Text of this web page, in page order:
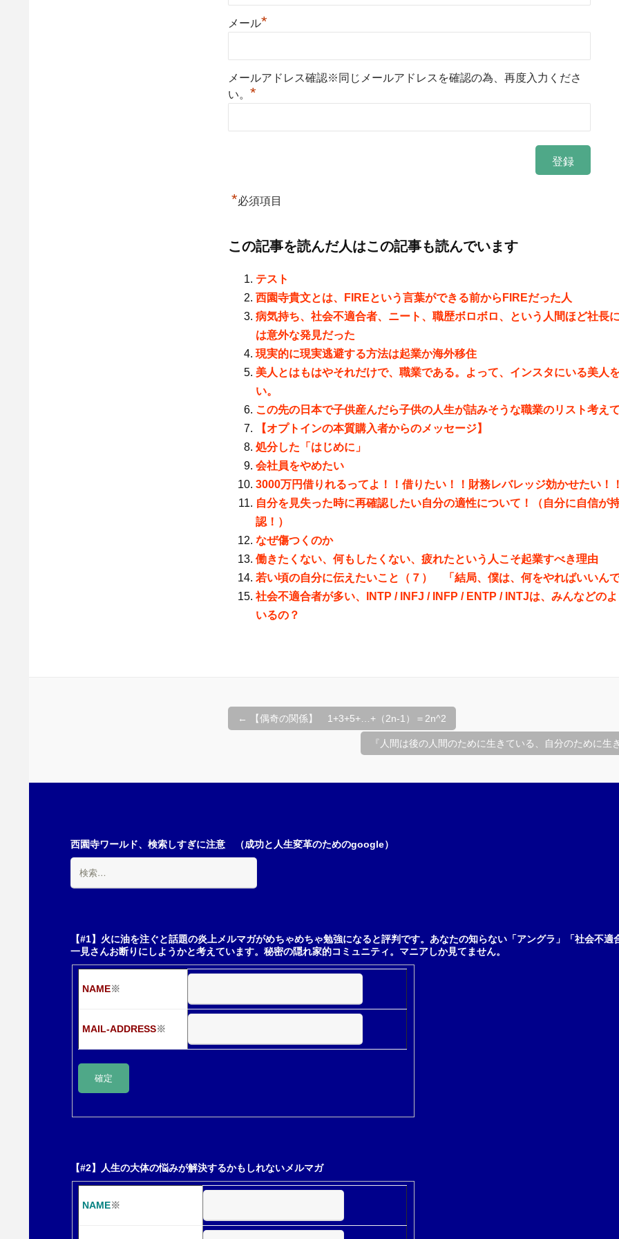
メール*
メールアドレス確認※同じメールアドレスを確認の為、再度入力くださ
い。 *
*必須項目
この記事を読んだ人はこの記事も読んでいます
テスト
西園寺貴文とは、FIREという言葉ができる前からFIREだった人
病気持ち、社会不適合者、ニート、職歴ボロボロ、という人間ほど社長
は意外な発見だった
現実的に現実逃避する方法は起業か海外移住
美人とはもはやそれだけで、職業である。よって、インスタにいる美人
い。
この先の日本で子供産んだら子供の人生が詰みそうな職業のリスト考え
【オプトインの本質購入者からのメッセージ】
処分した「はじめに」
会社員をやめたい
3000万円借りれるってよ！！借りたい！！財務レバレッジ効かせたい！！
自分を見失った時に再確認したい自分の適性について！（自分に自信が
認！）
なぜ傷つくのか
働きたくない、何もしたくない、疲れたという人こそ起業すべき理由
若い頃の自分に伝えたいこと（７） 「結局、僕は、何をやればいいん
社会不適合者が多い、INTP / INFJ / INFP / ENTP / INTJは、みんなどの
いるの？
← 【偶奇の関係】 1+3+5+…+（2n-1）＝2n^2
『人間は後の人間のために生きている、自分のために生
西園寺ワールド、検索しすぎに注意 （成功と人生変革のためのgoogle）
索:
【#1】火に油を注ぐと話題の炎上メルマガがめちゃめちゃ勉強になると評判です。あなたの知らない「アングラ」「社会不
一見さんお断りにしようかと考えています。秘密の隠れ家的コミュニティ。マニアしか見てません。
NAME※
MAIL-ADDRESS※
【#2】人生の大体の悩みが解決するかもしれないメルマガ
NAME※